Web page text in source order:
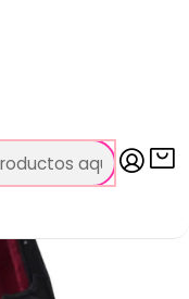
Frotadas
MV141144RD